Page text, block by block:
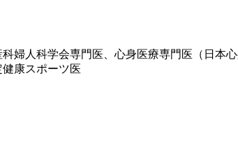
婦人科学会専門医、心身医療専門医（日本
康スポーツ医